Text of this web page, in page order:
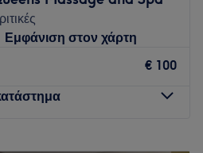
Εμφάνιση στον χάρτη
€ 100